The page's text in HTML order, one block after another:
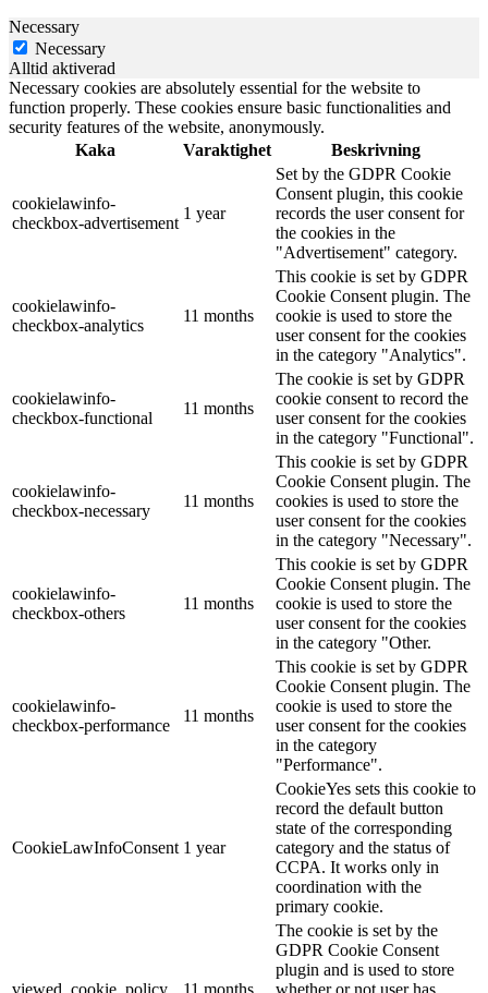
Necessary
Necessary
Alltid aktiverad
Necessary cookies are absolutely essential for the website to
function properly. These cookies ensure basic functionalities and
security features of the website, anonymously.
Kaka
Varaktighet Beskrivning
cookielawinfo-
checkbox-advertisement
1 year
Set by the GDPR Cookie
Consent plugin, this cookie
records the user consent for
the cookies in the
"Advertisement" category.
cookielawinfo-
checkbox-analytics
11 months
This cookie is set by GDPR
Cookie Consent plugin. The
cookie is used to store the
user consent for the cookies
in the category "Analytics".
cookielawinfo-
checkbox-functional
11 months
The cookie is set by GDPR
cookie consent to record the
user consent for the cookies
in the category "Functional".
cookielawinfo-
checkbox-necessary
11 months
This cookie is set by GDPR
Cookie Consent plugin. The
cookies is used to store the
user consent for the cookies
in the category "Necessary".
cookielawinfo-
checkbox-others
11 months
This cookie is set by GDPR
Cookie Consent plugin. The
cookie is used to store the
user consent for the cookies
in the category "Other.
cookielawinfo-
checkbox-performance
11 months
This cookie is set by GDPR
Cookie Consent plugin. The
cookie is used to store the
user consent for the cookies
in the category
"Performance".
CookieLawInfoConsent 1 year
CookieYes sets this cookie to
record the default button
state of the corresponding
category and the status of
CCPA. It works only in
coordination with the
primary cookie.
viewed_cookie_policy 11 months
The cookie is set by the
GDPR Cookie Consent
plugin and is used to store
whether or not user has